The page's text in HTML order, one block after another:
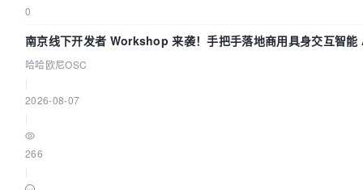
0
南京线下开发者 Workshop 来袭！手把手落地商用具身交互智
哈哈欧尼OSC
2026-08-07
266